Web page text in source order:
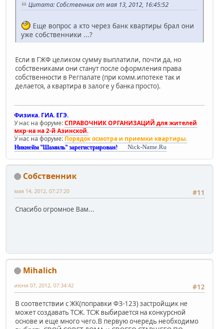
Цитата: Собственник от мая 13, 2012, 16:45:52
Еще вопрос а кто через банк квартиры брал они
уже собственники ...?
Если в ГЖФ целиком сумму выплатили, почти да, но
собствениками они станут после оформления права
собственности в Регпалате (при комм.ипотеке так и
делается, а квартира в залоге у банка просто).
Физика. ГИА. ЕГЭ.
У нас на форуме:СПРАВОЧНИК ОРГАНИЗАЦИЙ для жителей
мкр-на на 2-й Азинской.
У нас на форуме: Порядок осмотра и приемки квартиры.
Никнейм "Шамиль" зарегистрирован! Nick-Name.Ru
Собственник
#11
мая 14, 2012, 07:27:20
Спасибо огромное Вам...
Mihalich
#12
июня 07, 2012, 07:34:42
В соответствии с ЖК(поправки ФЗ-123) застройщик не
может создавать ТСЖ. ТСЖ выбирается на конкурсной
основе и еще много чего.В первую очередь необходимо